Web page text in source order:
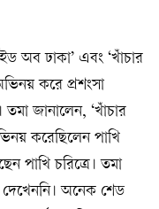
অব ঢাকা’ এবং ‘খাঁচার
করে প্রশংসা
জানালেন, ‘খাঁচার
করেছিলেন পাখি
পাখি চরিত্রে। তমা
অনেক শেড